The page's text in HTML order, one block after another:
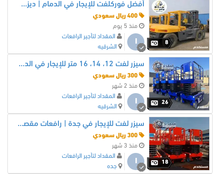
8
أفضل فوركلفت للإيجار في الدمام | ديزل، معتمد، وجاهز للعمل 2026-2027
منذ 5 يوم
ا
المقداد لتأجير الرافعات
الشرقيه
26
سيزر لفت 12، 14، 16 متر للإيجار في الدمام والمنطقة الشرقية | استلم معدتك خلال ساعتين فقط | المقداد لتأجير المعدات
منذ 2 شهر
ا
المقداد لتأجير الرافعات
الشرقيه
18
سيزر لفت للإيجار في جدة | رافعات مقصية 12–16 متر يومي/شهري/سنوي | موديلات 2026 | شركة المقداد 0530677958
منذ 3 شهر
ا
المقداد لتأجير الرافعات
جده